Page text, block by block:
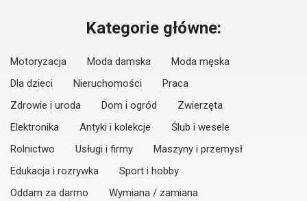
Kategorie główne:
Motoryzacja Moda damska
Moda męska
Dla dzieci
Nieruchomości
Praca
Zdrowie i uroda
Dom i ogród
Zwierzęta
Elektronika
Antyki i kolekcje
Ślub i wesele
Rolnictwo
Usługi i firmy
Maszyny i przemysł
Edukacja i rozrywka
Sport i hobby
Oddam za darmo
Wymiana / zamiana